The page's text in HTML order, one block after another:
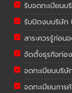
รับจดทะเบียน
รับปิดงบบริษัท
สาระควรรู้ก่อน
จัดตั้งธุรกิจท่อ
จดทะเบียนบริษั
จดทะเบียนการค้